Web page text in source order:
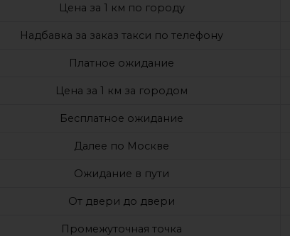
Цена за 1 км по городу
Надбавка за заказ такси по телефону
Платное ожидание
Цена за 1 км за городом
Бесплатное ожидание
Далее по Москве
Ожидание в пути
От двери до двери
Промежуточная точка